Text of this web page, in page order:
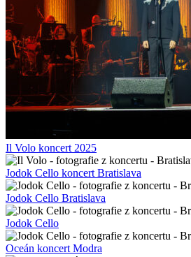
Il Volo koncert 2025
Jodok Cello koncert Bratislava
Jodok Cello Bratislava
Jodok Cello
Oceán koncert Modra